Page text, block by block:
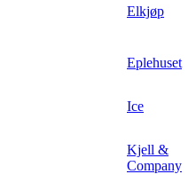
Elkjøp
Eplehuset
Ice
Kjell &
Company